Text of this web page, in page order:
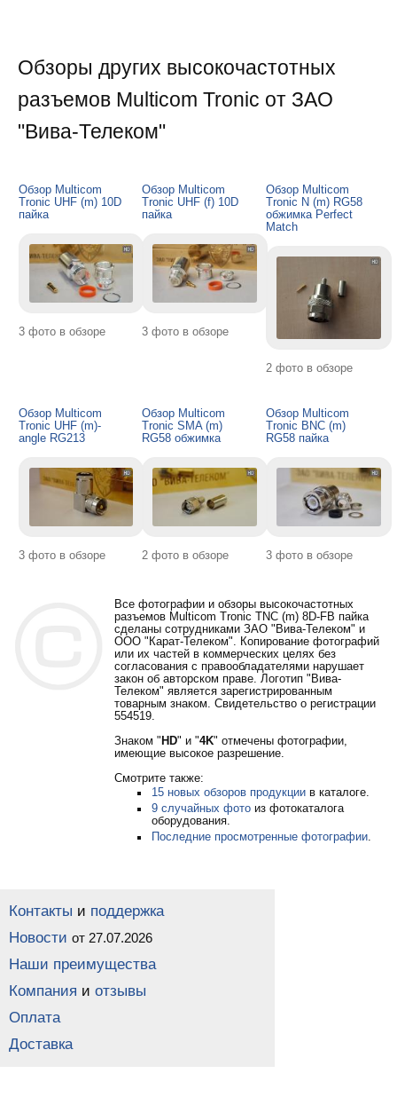
Обзоры других высокочастотных
разъемов Multicom Tronic от ЗАО
"Вива-Телеком"
Обзор Multicom
Tronic UHF (m) 10D
пайка
3 фото в обзоре
Обзор Multicom
Tronic UHF (f) 10D
пайка
3 фото в обзоре
Обзор Multicom
Tronic N (m) RG58
обжимка Perfect
Match
2 фото в обзоре
Обзор Multicom
Tronic UHF (m)-
angle RG213
3 фото в обзоре
Обзор Multicom
Tronic SMA (m)
RG58 обжимка
2 фото в обзоре
Обзор Multicom
Tronic BNC (m)
RG58 пайка
3 фото в обзоре
Все фотографии и обзоры высокочастотных
разъемов Multicom Tronic TNC (m) 8D-FB пайка
сделаны сотрудниками ЗАО "Вива-Телеком" и
ООО "Карат-Телеком". Копирование фотографий
или их частей в коммерческих целях без
согласования с правообладателями нарушает
закон об авторском праве. Логотип "Вива-
Телеком" является зарегистрированным
товарным знаком. Свидетельство о регистрации
554519.
Знаком " HD" и "4K" отмечены фотографии,
имеющие высокое разрешение.
Смотрите также:
15 новых обзоров продукциив каталоге.
9 случайных фотоиз фотокаталога
оборудования.
Последние просмотренные фотографии.
Контакты и поддержка
Новости от 27.07.2026
Наши преимущества
Компания и отзывы
Оплата
Доставка